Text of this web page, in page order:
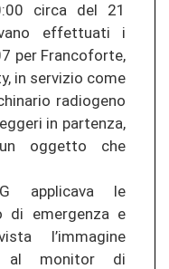
circa del 21
effettuati i
per Francoforte,
in servizio come
radiogeno
in partenza,
oggetto che
applicava le
di emergenza e
l’immagine
al monitor di